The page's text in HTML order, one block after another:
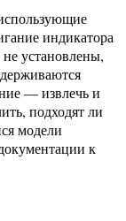
индикатора
установлены,
— извлечь и
подходят ли
модели
к